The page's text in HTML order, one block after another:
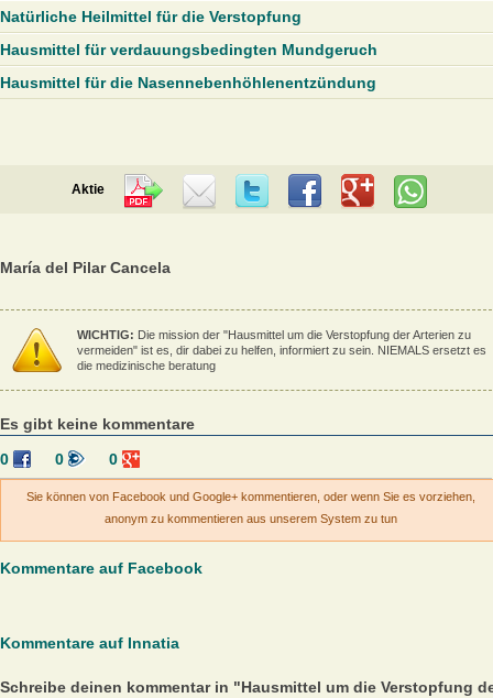
Natürliche Heilmittel für die Verstopfung
Hausmittel für verdauungsbedingten Mundgeruch
Hausmittel für die Nasennebenhöhlenentzündung
Aktie
María del Pilar Cancela
WICHTIG: Die mission der "Hausmittel um die Verstopfung der Arterien zu
vermeiden" ist es, dir dabei zu helfen, informiert zu sein. NIEMALS ersetzt es
die medizinische beratung
Es gibt keine kommentare
0
0 0
Sie können von Facebook und Google+ kommentieren, oder wenn Sie es vorziehen,
anonym zu kommentieren aus unserem System zu tun
Kommentare auf Facebook
Kommentare auf Innatia
Schreibe deinen kommentar in "Hausmittel um die Verstopfung